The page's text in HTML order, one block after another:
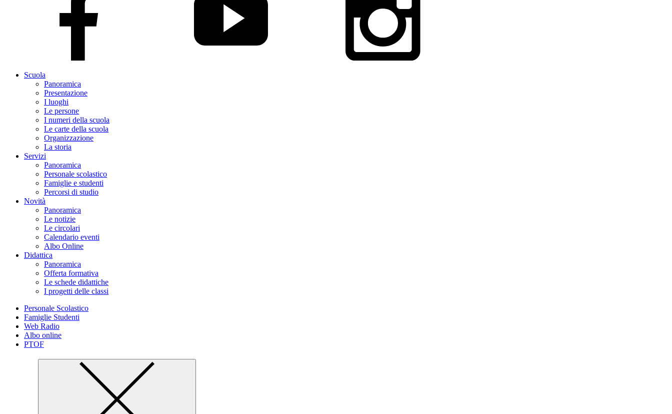
Scuola
Panoramica
Presentazione
I luoghi
Le persone
I numeri della scuola
Le carte della scuola
Organizzazione
La storia
Servizi
Panoramica
Personale scolastico
Famiglie e studenti
Percorsi di studio
Novità
Panoramica
Le notizie
Le circolari
Calendario eventi
Albo Online
Didattica
Panoramica
Offerta formativa
Le schede didattiche
I progetti delle classi
Personale Scolastico
Famiglie Studenti
Web Radio
Albo online
PTOF